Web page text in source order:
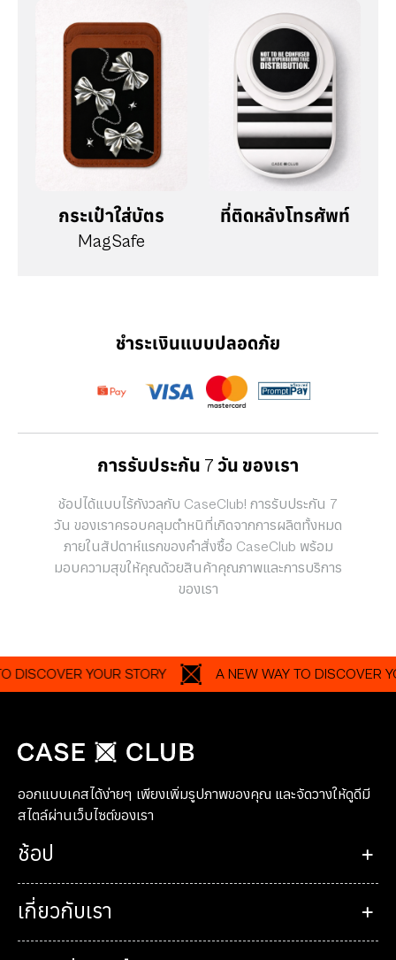
กระเป๋าใส่บัตร
MagSafe
ที่ติดหลังโทรศัพท์
ชำระเงินแบบปลอดภัย
การรับประกัน 7 วัน ของเรา
ช้อปได้แบบไร้กังวลกับ CaseClub! การรับประกัน 7
วัน ของเราครอบคลุมตำหนิที่เกิดจากการผลิตทั้งหมด
ภายในสัปดาห์แรกของคำสั่งซื้อ CaseClub พร้อม
มอบความสุขให้คุณด้วยสินค้าคุณภาพและการบริการ
ของเรา
YOUR STORY A NEW WAY TO DISCOVER YOUR
ออกแบบเคสได้ง่ายๆ เพียงเพิ่มรูปภาพของคุณ และจัดวางให้ดูดีมี
สไตล์ผ่านเว็บไซต์ของเรา
ช้อป
เกี่ยวกับเรา